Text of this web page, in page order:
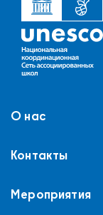
О нас
Контакты
Мероприятия